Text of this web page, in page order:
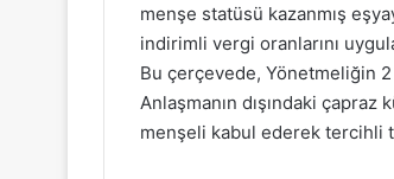
menşe statüsü kazanmış
indirimli vergi oranlarını
Bu çerçevede, Yönetmeliğin
Anlaşmanın dışındaki
menşeli kabul ederek tercihli